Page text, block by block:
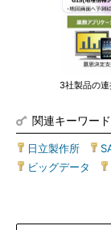
3社製品の
関連キーワード
日立製作所
ビッグデータ